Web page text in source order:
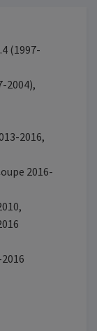
(1997-
2004),
2016,
2016-